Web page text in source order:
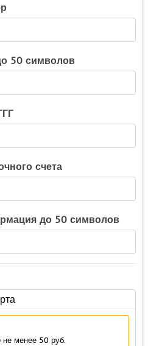
50 символов
счета
до 50 символов
не менее 50 руб.